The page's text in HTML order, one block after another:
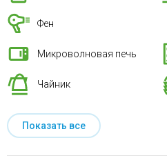
Фен
Микроволновая печь
Чайник
Показать все